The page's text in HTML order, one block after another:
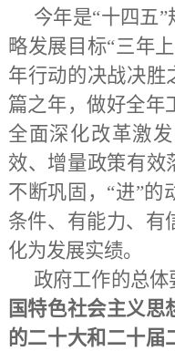
今年是“十四五
略发展目标“三年
年行动的决战决胜
篇之年，做好全年
全面深化改革激
效、增量政策有效
不断巩固，“进”的
条件、有能力、有
化为发展实绩。
政府工作的总体
国特色社会主义思
的二十大和二十届